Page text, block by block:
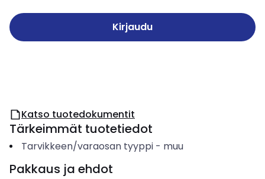
Kirjaudu
Katso tuotedokumentit
Tärkeimmät tuotetiedot
Tarvikkeen/varaosan tyyppi- muu
Pakkaus ja ehdot